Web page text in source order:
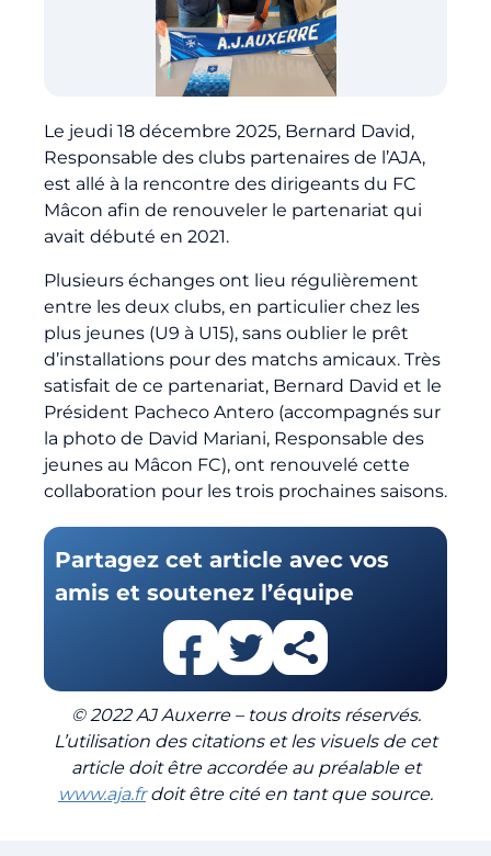
Le jeudi 18 décembre 2025, Bernard David,
Responsable des clubs partenaires de l’AJA,
est allé à la rencontre des dirigeants du FC
Mâcon afin de renouveler le partenariat qui
avait débuté en 2021.
Plusieurs échanges ont lieu régulièrement
entre les deux clubs, en particulier chez les
plus jeunes (U9 à U15), sans oublier le prêt
d’installations pour des matchs amicaux. Très
satisfait de ce partenariat, Bernard David et le
Président Pacheco Antero (accompagnés sur
la photo de David Mariani, Responsable des
jeunes au Mâcon FC), ont renouvelé cette
collaboration pour les trois prochaines saisons.
Partagez cet article avec vos
amis et soutenez l’équipe
© 2022 AJ Auxerre – tous droits réservés.
L’utilisation des citations et les visuels de cet
article doit être accordée au préalable et
www.aja.frdoit être cité en tant que source.